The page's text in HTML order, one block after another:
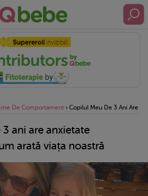
De Comportament › Copilul Meu De 3 Ani Are
ani are anxietate
arată viața noastră